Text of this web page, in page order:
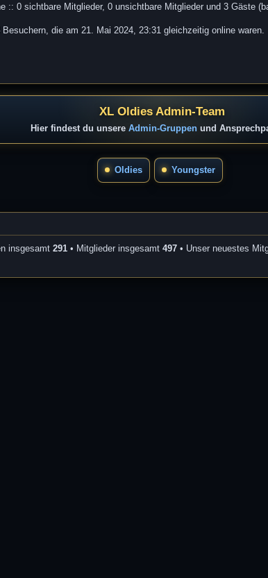
:: 0 sichtbare Mitglieder, 0 unsichtbare Mitglieder und 3 Gäste
Besuchern, die am 21. Mai 2024, 23:31 gleichzeitig online waren.
XL Oldies Admin-Team
Hier findest du unsereAdmin-Gruppen und
Oldies Youngster
insgesamt291 • Mitglieder insgesamt497 • Unser neuestes